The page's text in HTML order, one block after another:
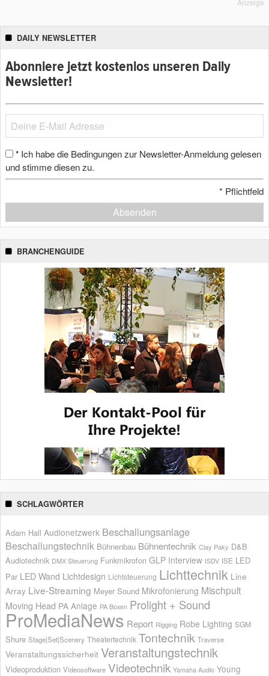
Anzeige
DAILY NEWSLETTER
Abonniere jetzt kostenlos unseren Daily
Newsletter!
* Ich habe die Bedingungen zur Newsletter-Anmeldung gelesen
und stimme diesen zu.
* Pflichtfeld
Absenden
BRANCHENGUIDE
SCHLAGWÖRTER
Adam Hall Audionetzwerk Beschallungsanlage
Beschallungstechnik Bühnenbau Bühnentechnik Clay Paky D&B
Audiotechnik DMX Steuerung Funkmikrofon GLP Interview ISDV ISE LED
Par LED Wand Lichtdesign Lichtsteuerung Lichttechnik Line
Array Live-Streaming Meyer Sound Mikrofonierung Mischpult
Moving Head PA Anlage PA Boxen Prolight + Sound
ProMediaNews Report Rigging Robe Lighting SGM
Shure Stage|Set|Scenery Theatertechnik Tontechnik Traverse
Veranstaltungssicherheit Veranstaltungstechnik
Videoproduktion Videosoftware Videotechnik Yamaha Audio Young